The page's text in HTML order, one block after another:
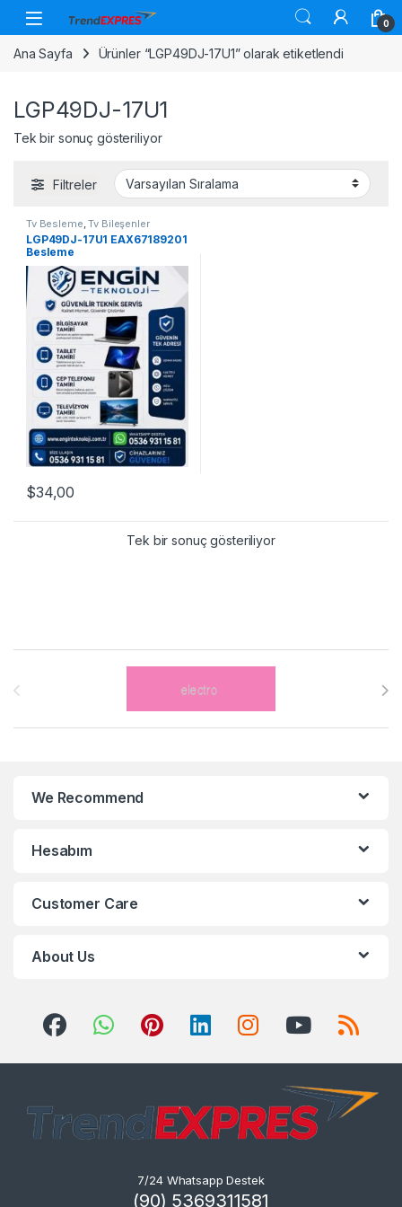
Skip to navigation
Skip to content
0
Ana Sayfa Ürünler “LGP49DJ-17U1” olarak etiketlendi
LGP49DJ-17U1
Tek bir sonuç gösteriliyor
Filtreler
Tv Besleme ,Tv Bileşenler
LGP49DJ-17U1 EAX67189201
Besleme
$34,00
Tek bir sonuç gösteriliyor
Brands Carousel
We Recommend
Hesabım
Customer Care
About Us
7/24 Whatsapp Destek
(90) 5369311581